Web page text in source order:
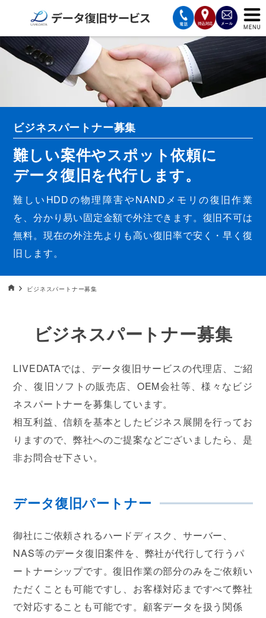
サービスの案内
復旧費用と納期
サービスの流れ
対応メディア
データ復旧事例
お客様の声
会社案内
ビジネスパートナー募集
難しい案件やスポット依頼に
データ復旧を代行します。
難しいHDDの物理障害やNANDメモリの復旧作業
を、分かり易い固定金額で外注できます。復旧不可は
無料。現在の外注先よりも高い復旧率で安く・早く復
旧します。
データ復旧HOME
ビジネスパートナー募集
ビジネスパートナー募集
LIVEDATAでは、データ復旧サービスの代理店、ご紹
介、復旧ソフトの販売店、OEM会社等、様々なビジ
ネスパートナーを募集しています。
相互利益、信頼を基本としたビジネス展開を行ってお
りますので、弊社へのご提案などございましたら、是
非お問合せ下さい。
データ復旧パートナー
御社にご依頼されるハードディスク、サーバー、
NAS等のデータ復旧案件を、弊社が代行して行うパ
ートナーシップです。復旧作業の部分のみをご依頼い
ただくことも可能ですし、お客様対応まですべて弊社
で対応することも可能です。顧客データを扱う関係